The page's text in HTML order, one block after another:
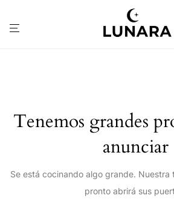
Tenemos grandes
anunciar
Se está cocinando algo grande. Nuestra
pronto abrirá sus